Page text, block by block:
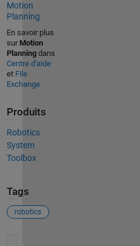
Motion
Planning
En savoir plus
sur Motion
Planningdans
Centre d'aide
et File
Exchange
Produits
Robotics
System
Toolbox
Tags
robotics